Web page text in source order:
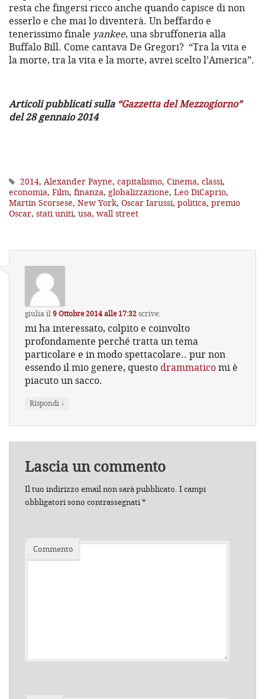
resta che fingersi ricco anche quando capisce di non
esserlo e che mai lo diventerà. Un beffardo e
tenerissimo finale yankee, una sbruffoneria alla
Buffalo Bill. Come cantava De Gregori? “Tra la vita e
la morte, tra la vita e la morte, avrei scelto l’America”.
Articoli pubblicati sulla “Gazzetta del Mezzogiorno”
del 28 gennaio 2014
2014, Alexander Payne, capitalismo, Cinema, classi,
economia, Film, finanza, globalizzazione, Leo DiCaprio,
Martin Scorsese, New York, Oscar Iarussi, politica, premio
Oscar, stati uniti, usa, wall street
giuliail9 Ottobre 2014 alle 17:32scrive:
mi ha interessato, colpito e coinvolto
profondamente perché tratta un tema
particolare e in modo spettacolare.. pur non
essendo il mio genere, questo drammaticomi è
piacuto un sacco.
Rispondi ↓
Lascia un commento
Il tuo indirizzo email non sarà pubblicato. I campi
obbligatori sono contrassegnati*
Commento